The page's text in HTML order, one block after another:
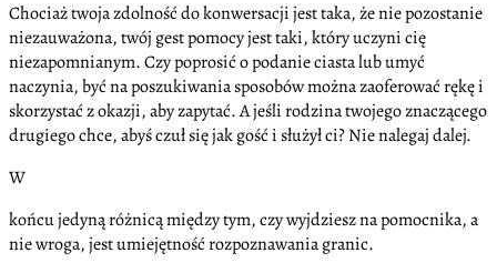
Chociaż twoja zdolność do konwersacji jest taka, że nie pozostanie
niezauważona, twój gest pomocy jest taki, który uczyni cię
niezapomnianym. Czy poprosić o podanie ciasta lub umyć
naczynia, być na poszukiwania sposobów można zaoferować rękę i
skorzystać z okazji, aby zapytać. A jeśli rodzina twojego znaczącego
drugiego chce, abyś czuł się jak gość i służył ci? Nie nalegaj dalej.
W
końcu jedyną różnicą między tym, czy wyjdziesz na pomocnika, a
nie wroga, jest umiejętność rozpoznawania granic.